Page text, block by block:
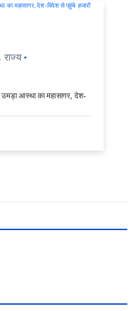
राज्य
में उमड़ा आस्था का महासागर, देश-